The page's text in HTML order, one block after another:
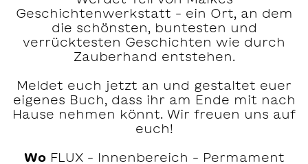
Geschichtenwerkstatt – ein Ort, an dem
die schönsten, buntesten und
verrücktesten Geschichten wie durch
Zauberhand entstehen.
Meldet euch jetzt an und gestaltet euer
eigenes Buch, dass ihr am Ende mit nach
Hause nehmen könnt. Wir freuen uns auf
euch!
WoFLUX – Innenbereich – Permament